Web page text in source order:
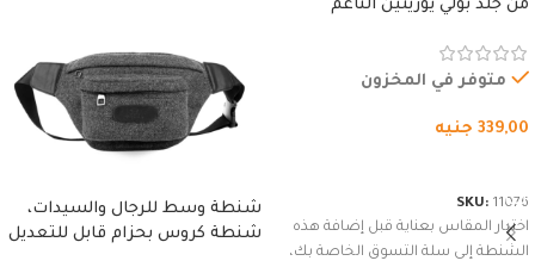
من جلد بولي يوريثين الناعم
وسوستة.
متوفر في المخزون
339,00 جنيه
SKU: 11076
اختيار المقاس بعناية قبل إضافة هذه
الشنطة إلى سلة التسوق الخاصة بك،
شنطة وسط للرجال والسيدات،
شنطة كروس بحزام قابل للتعديل